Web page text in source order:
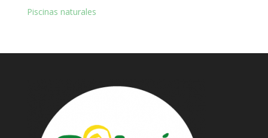
Piscinas naturales